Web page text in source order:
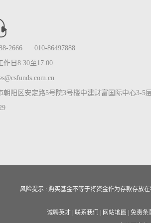
2666 010-86497888
作日8:30至17:00
朝阳区安定路5号院3号楼中建财富国际中心3-5
风险提示 : 购买基金不等于将资金作为存款存放
诚聘英才 联系我们 网站地图
免责条